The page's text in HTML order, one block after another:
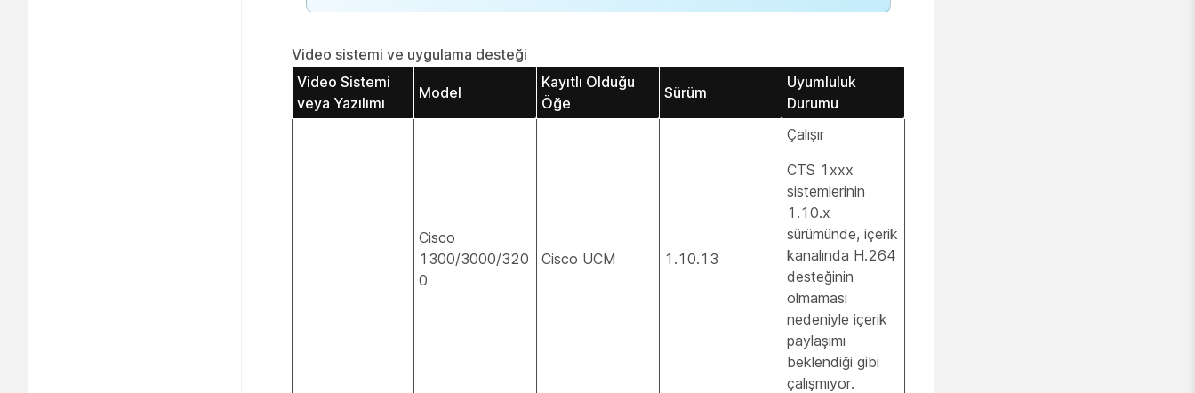
Video sistemi ve uygulama desteği
Video Sistemi
veya Yazılımı
Model
Kayıtlı Olduğu
Öğe
Sürüm
Uyumluluk
Durumu
Cisco
1300/3000/320
0
Cisco UCM 1.10.13
Çalışır
CTS 1xxx
sistemlerinin
1.10.x
sürümünde, içerik
kanalında H.264
desteğinin
olmaması
nedeniyle içerik
paylaşımı
beklendiği gibi
çalışmıyor.